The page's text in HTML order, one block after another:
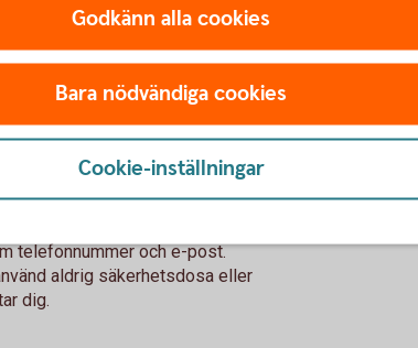
när du handlar på internet.
annan, till exempel PIN-kod,
av din säkerhetsdosa. Oavsett
om du är osäker.
telefonnummer och e-post.
aldrig säkerhetsdosa eller
dig.
Godkänn alla cookies
Bara nödvändiga cookies
Cookie-inställningar